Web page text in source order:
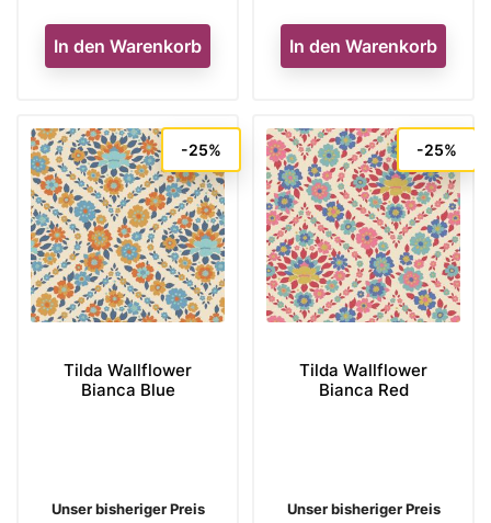
In den Warenkorb In den Warenkorb
Tilda Wallflower
Bianca Blue
Verkaufspreis
Unser bisheriger Preis
-25%
Tilda Wallflower
Bianca Red
Verkaufspreis
Unser bisheriger Preis
-25%